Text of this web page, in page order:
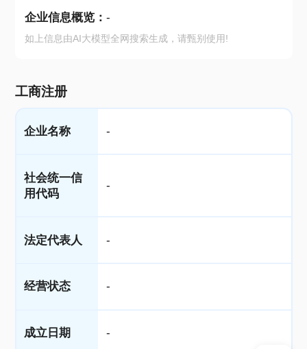
企业信息概览： -
如上信息由AI大模型全网搜索生成，请甄别使用!
工商注册
企业名称 -
社会统一信
用代码
-
法定代表人 -
经营状态 -
成立日期 -